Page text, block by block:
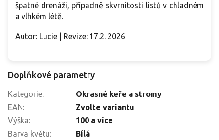
špatné drenáži, případně skvrnitosti listů v chladném
a vlhkém létě.
Autor: Lucie | Revize: 17.2. 2026
Doplňkové parametry
Kategorie:
Okrasné keře a stromy
EAN:
Zvolte variantu
Výška:
100 a více
Barva květu:
Bílá